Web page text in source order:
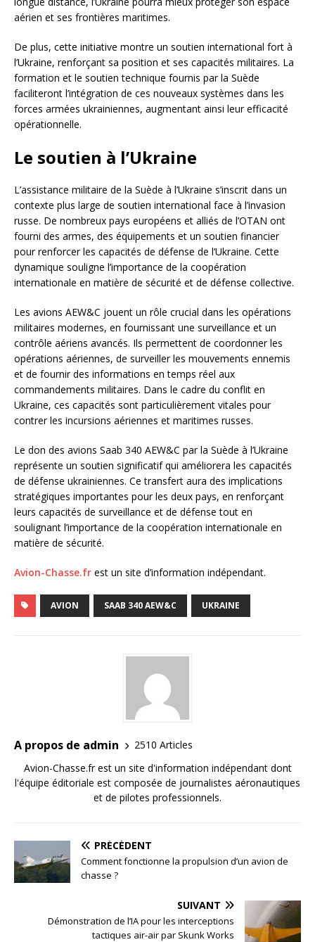
aérien et ses frontières maritimes.
De plus, cette initiative montre un soutien international fort à
l’Ukraine, renforçant sa position et ses capacités militaires. La
formation et le soutien technique fournis par la Suède
faciliteront l’intégration de ces nouveaux systèmes dans les
forces armées ukrainiennes, augmentant ainsi leur efficacité
opérationnelle.
Le soutien à l’Ukraine
L’assistance militaire de la Suède à l’Ukraine s’inscrit dans un
contexte plus large de soutien international face à l’invasion
russe. De nombreux pays européens et alliés de l’OTAN ont
fourni des armes, des équipements et un soutien financier
pour renforcer les capacités de défense de l’Ukraine. Cette
dynamique souligne l’importance de la coopération
internationale en matière de sécurité et de défense collective.
Les avions AEW&C jouent un rôle crucial dans les opérations
militaires modernes, en fournissant une surveillance et un
contrôle aériens avancés. Ils permettent de coordonner les
opérations aériennes, de surveiller les mouvements ennemis
et de fournir des informations en temps réel aux
commandements militaires. Dans le cadre du conflit en
Ukraine, ces capacités sont particulièrement vitales pour
contrer les incursions aériennes et maritimes russes.
Le don des avions Saab 340 AEW&C par la Suède à l’Ukraine
représente un soutien significatif qui améliorera les capacités
de défense ukrainiennes. Ce transfert aura des implications
stratégiques importantes pour les deux pays, en renforçant
leurs capacités de surveillance et de défense tout en
soulignant l’importance de la coopération internationale en
matière de sécurité.
Avion-Chasse.fr est un site d’information indépendant.
AVION SAAB 340 AEW&C UKRAINE
A propos de admin
2510 Articles
Avion-Chasse.fr est un site d'information indépendant dont
l'équipe éditoriale est composée de journalistes aéronautiques
et de pilotes professionnels.
PRÉCÉDENT
Comment fonctionne la propulsion d’un avion de
chasse ?
SUIVANT
Démonstration de l’IA pour les interceptions
tactiques air-air par Skunk Works